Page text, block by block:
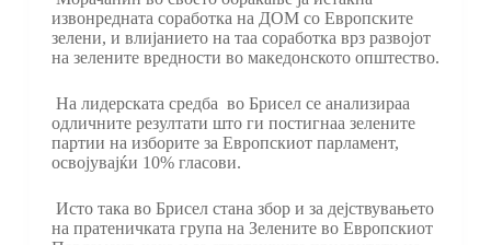
извонредната соработка на ДОМ со Европските
зелени, и влијанието на таа соработка врз развојот
на зелените вредности во македонското општество.
На лидерската средба во Брисел се анализираа
одличните резултати што ги постигнаа зелените
партии на изборите за Европскиот парламент,
освојувајќи 10% гласови.
Исто така во Брисел стана збор и за дејствувањето
на пратеничката група на Зелените во Европскиот